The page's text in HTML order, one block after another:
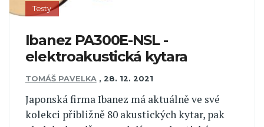
Testy
Ibanez PA300E-NSL -
elektroakustická kytara
TOMÁŠ PAVELKA , 28. 12. 2021
Japonská firma Ibanez má aktuálně ve své
kolekci přibližně 80 akustických kytar, pak